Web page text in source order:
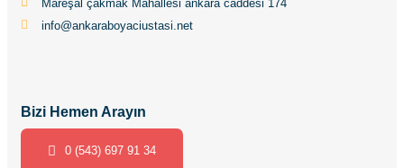
Mareşal çakmak Mahallesi ankara caddesi 174
info@ankaraboyaciustasi.net
Bizi Hemen Arayın
0 (543) 697 91 34